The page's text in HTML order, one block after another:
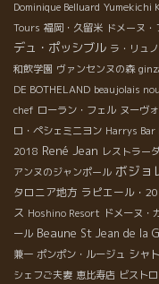
Dominique Belluard Yumekichi
Tours 福岡・久留米 ドメーヌ
デュ・ポッシブル ラ・リュ
和飲学園 ヴァンセンヌの森
DE BOTHELAND beaujolais
chef ローラン・フェル ヌーヴ
ロ・ペシェミニヨン Harrys Bar
2018 René Jean レストラー
アンヌのジャンポール ボジョ
タロニア地方 ラピエール・
ス Hoshino Resort ドメーヌ・
ール Beaune St Jean de la
兼一 ポンポン・ルージュ シャ
シェフご夫妻 恵比寿店 ビスト